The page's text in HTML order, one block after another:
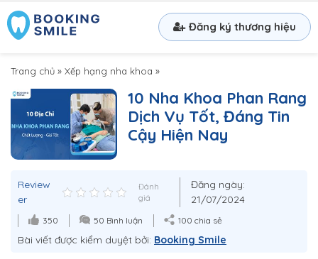
Đăng ký thương hiệu
Trang chủ » Xếp hạng nha khoa »
10 Nha Khoa Phan Rang
Dịch Vụ Tốt, Đáng Tin
Cậy Hiện Nay
Review
er
Đánh
giá
Đăng ngày:
21/07/2024
350 50 Bình luận 100 chia sẻ
Bài viết được kiểm duyệt bởi: Booking Smile